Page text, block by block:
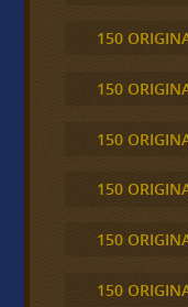
150
150
150
150
150
150